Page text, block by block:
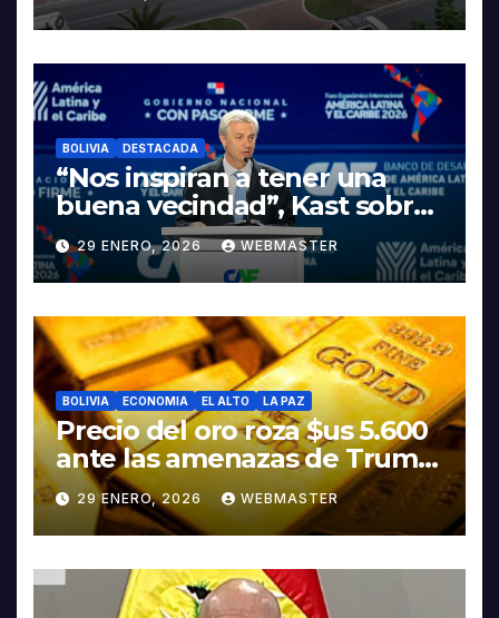
LA ELECTROMOVILIDAD Y LA
INDUSTRIALIZACIÓN DEL
LITIO
BOLIVIA DESTACADA
“Nos inspiran a tener una
buena vecindad”, Kast sobre
discurso del presidente
Rodrigo Paz
29 ENERO, 2026 WEBMASTER
BOLIVIA ECONOMIA EL ALTO LA PAZ
Precio del oro roza $us 5.600
ante las amenazas de Trump
contra Irán
29 ENERO, 2026 WEBMASTER